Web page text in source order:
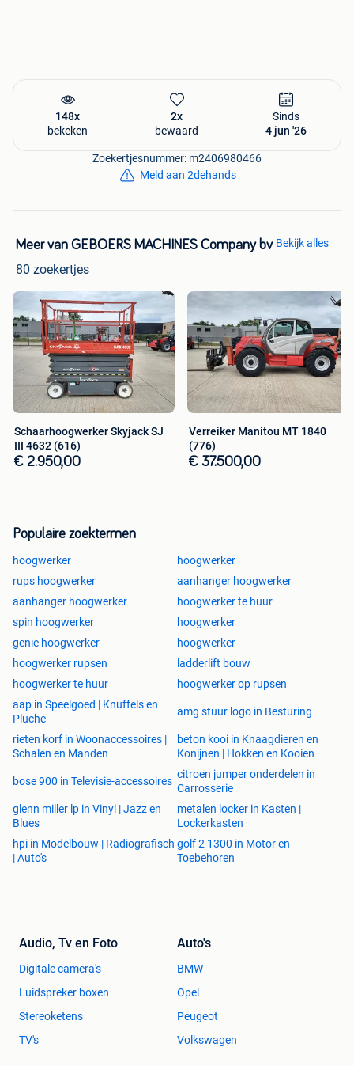
148x
bekeken
2x
bewaard
Sinds
4 jun '26
Zoekertjesnummer: m2406980466
Meld aan 2dehands
Meer van GEBOERS MACHINES Company bv
80 zoekertjes
Bekijk alles
Schaarhoogwerker Skyjack SJ
III 4632 (616)
€ 2.950,00
Verreiker Manitou MT 1840
(776)
€ 37.500,00
Populaire zoektermen
hoogwerker
hoogwerker
rups hoogwerker
aanhanger hoogwerker
aanhanger hoogwerker
hoogwerker te huur
spin hoogwerker
hoogwerker
genie hoogwerker
hoogwerker
hoogwerker rupsen
ladderlift bouw
hoogwerker te huur
hoogwerker op rupsen
aap in Speelgoed | Knuffels en
Pluche
amg stuur logo in Besturing
rieten korf in Woonaccessoires |
Schalen en Manden
beton kooi in Knaagdieren en
Konijnen | Hokken en Kooien
bose 900 in Televisie-accessoires
citroen jumper onderdelen in
Carrosserie
glenn miller lp in Vinyl | Jazz en
Blues
metalen locker in Kasten |
Lockerkasten
hpi in Modelbouw | Radiografisch
| Auto's
golf 2 1300 in Motor en
Toebehoren
Audio, Tv en Foto
Digitale camera's
Luidspreker boxen
Stereoketens
TV's
Auto's
BMW
Opel
Peugeot
Volkswagen